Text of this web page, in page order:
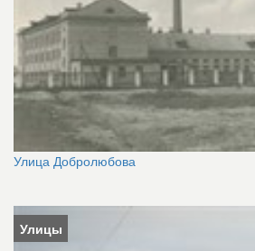
Улица Добролюбова
Улицы